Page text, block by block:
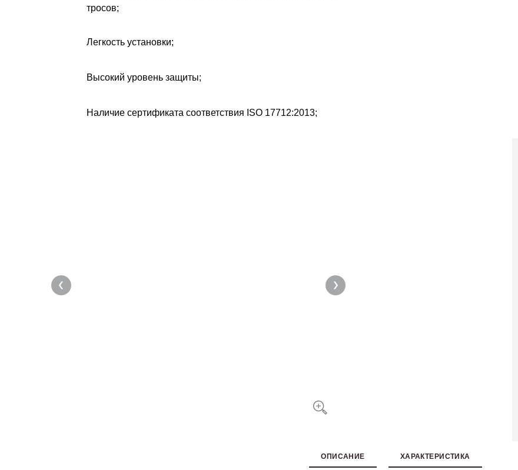
тросов;
Легкость установки;
Высокий уровень защиты;
Наличие сертификата соответствия ISO 17712:2013;
ОПИСАНИЕ ХАРАКТЕРИСТИКА